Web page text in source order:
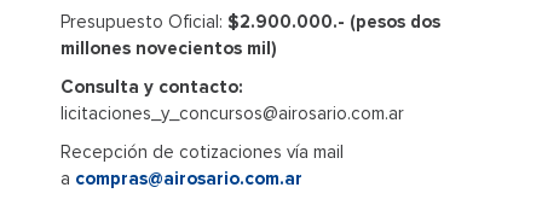
Presupuesto Oficial: $2.900.000.- (pesos dos
millones novecientos mil)
Consulta y contacto:
licitaciones_y_concursos@airosario.com.ar
Recepción de cotizaciones vía mail
a compras@airosario.com.ar